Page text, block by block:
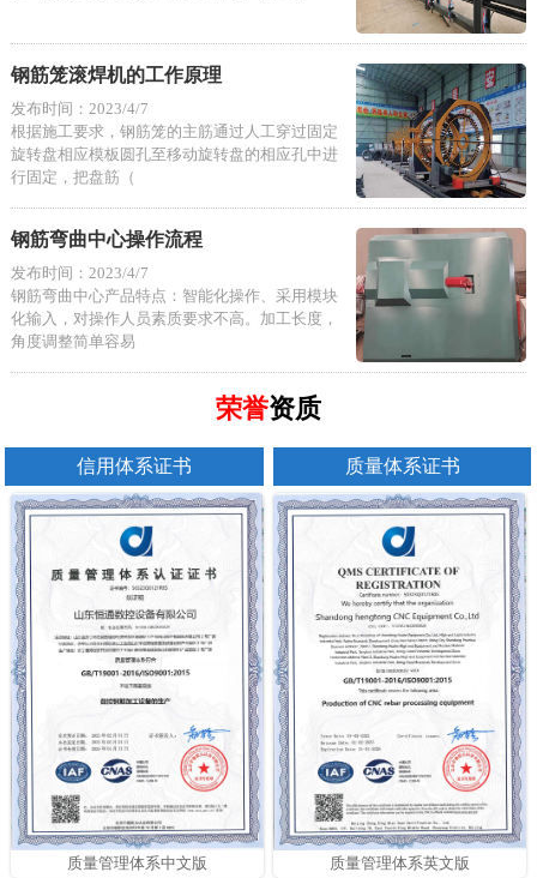
钢筋笼滚焊机的工作原理
发布时间：2023/4/7
根据施工要求，钢筋笼的主筋通过人工穿过固定
旋转盘相应模板圆孔至移动旋转盘的相应孔中进
行固定，把盘筋（
钢筋弯曲中心操作流程
发布时间：2023/4/7
钢筋弯曲中心产品特点：智能化操作、采用模块
化输入，对操作人员素质要求不高。加工长度，
角度调整简单容易
荣誉资质
信用体系证书 质量体系证书
质量管理体系中文版 质量管理体系英文版